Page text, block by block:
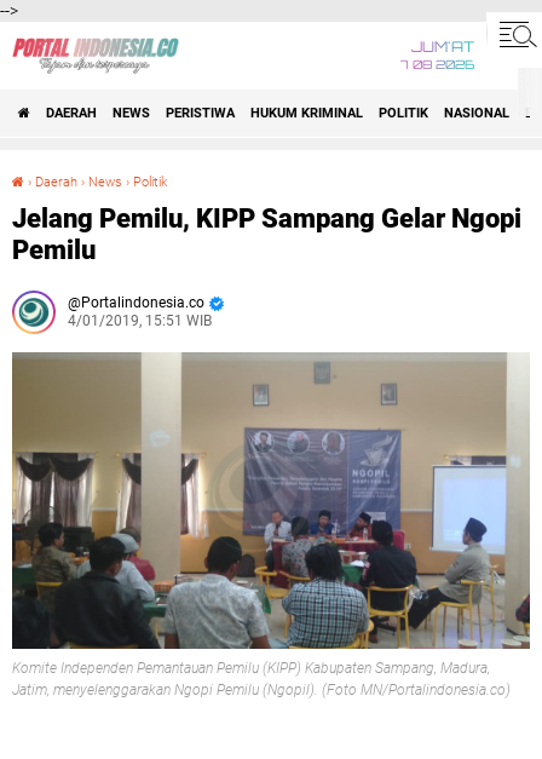
-->
JUM'AT
7 08 2026
DAERAH NEWS PERISTIWA HUKUM KRIMINAL POLITIK NASIONAL
› Daerah › News › Politik
Jelang Pemilu, KIPP Sampang Gelar Ngopi
Pemilu
Portalindonesia.co
4/01/2019, 15:51 WIB
Komite Independen Pemantauan Pemilu (KIPP) Kabupaten Sampang, Madura,
Jatim, menyelenggarakan Ngopi Pemilu (Ngopil). (Foto MN/Portalindonesia.co)